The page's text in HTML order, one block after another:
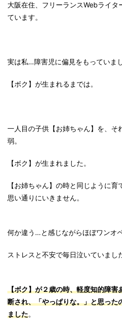
大阪在住、フリーランスWebライタ
ています。
実は私…障害児に偏見をもっていまし
【ボク】が生まれるまでは。
一人目の子供【お姉ちゃん】を、そ
弱。
【ボク】が生まれました。
【お姉ちゃん】の時と同じように
思い通りにいきません。
何か違う…と感じながらほぼワンオ
ストレスと不安で毎日泣いていまし
【ボク】が２歳の時、軽度知的障害
断され、「やっぱりな。」と思った
ました。